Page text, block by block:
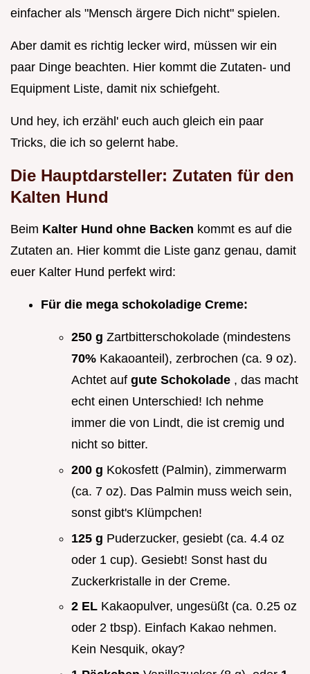
einfacher als "Mensch ärgere Dich nicht" spielen.
Aber damit es richtig lecker wird, müssen wir ein
paar Dinge beachten. Hier kommt die Zutaten- und
Equipment Liste, damit nix schiefgeht.
Und hey, ich erzähl' euch auch gleich ein paar
Tricks, die ich so gelernt habe.
Die Hauptdarsteller: Zutaten für den
Kalten Hund
Beim Kalter Hund ohne Backen kommt es auf die
Zutaten an. Hier kommt die Liste ganz genau, damit
euer Kalter Hund perfekt wird:
Für die mega schokoladige Creme:
250 g Zartbitterschokolade (mindestens
70% Kakaoanteil), zerbrochen (ca. 9 oz).
Achtet auf gute Schokolade , das macht
echt einen Unterschied! Ich nehme
immer die von Lindt, die ist cremig und
nicht so bitter.
200 g Kokosfett (Palmin), zimmerwarm
(ca. 7 oz). Das Palmin muss weich sein,
sonst gibt's Klümpchen!
125 g Puderzucker, gesiebt (ca. 4.4 oz
oder 1 cup). Gesiebt! Sonst hast du
Zuckerkristalle in der Creme.
2 EL Kakaopulver, ungesüßt (ca. 0.25 oz
oder 2 tbsp). Einfach Kakao nehmen.
Kein Nesquik, okay?